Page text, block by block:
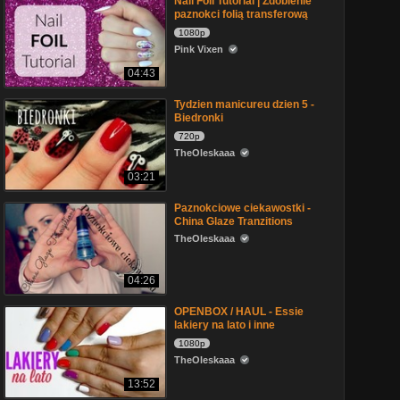
04:43
paznokci folią transferową
1080p
Pink Vixen
03:21
Tydzien manicureu dzien 5 -
Biedronki
720p
TheOleskaaa
04:26
Paznokciowe ciekawostki -
China Glaze Tranzitions
TheOleskaaa
13:52
OPENBOX / HAUL - Essie
lakiery na lato i inne
1080p
TheOleskaaa